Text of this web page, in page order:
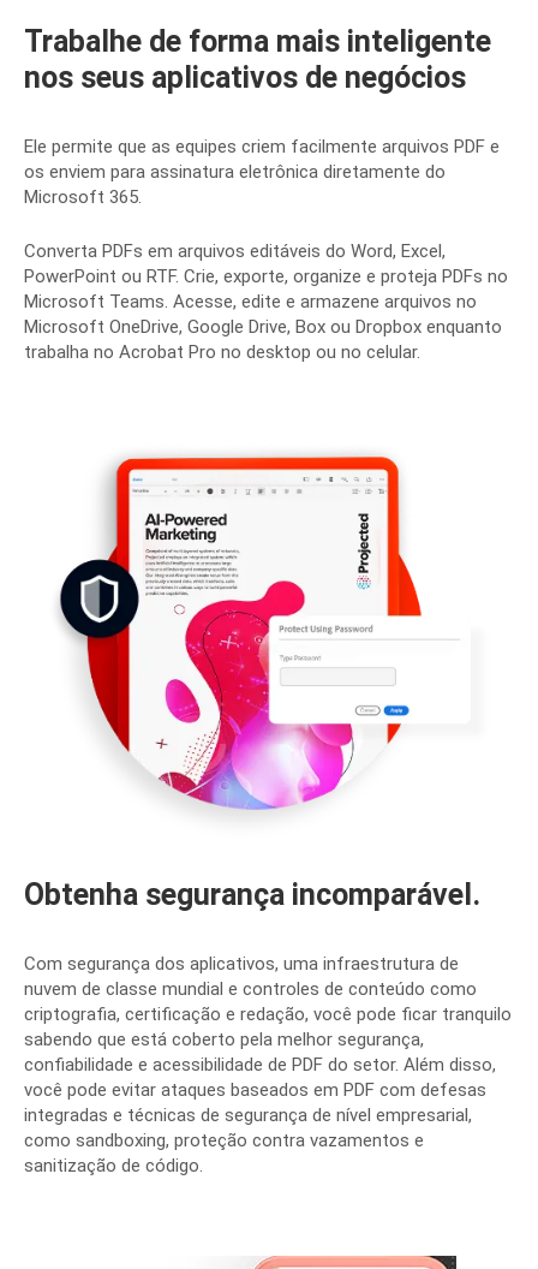
Trabalhe de forma mais inteligente
nos seus aplicativos de negócios
Ele permite que as equipes criem facilmente arquivos PDF e
os enviem para assinatura eletrônica diretamente do
Microsoft 365.
Converta PDFs em arquivos editáveis ​​do Word, Excel,
PowerPoint ou RTF. Crie, exporte, organize e proteja PDFs no
Microsoft Teams. Acesse, edite e armazene arquivos no
Microsoft OneDrive, Google Drive, Box ou Dropbox enquanto
trabalha no Acrobat Pro no desktop ou no celular.
Obtenha segurança incomparável.
Com segurança dos aplicativos, uma infraestrutura de
nuvem de classe mundial e controles de conteúdo como
criptografia, certificação e redação, você pode ficar tranquilo
sabendo que está coberto pela melhor segurança,
confiabilidade e acessibilidade de PDF do setor. Além disso,
você pode evitar ataques baseados em PDF com defesas
integradas e técnicas de segurança de nível empresarial,
como sandboxing, proteção contra vazamentos e
sanitização de código.